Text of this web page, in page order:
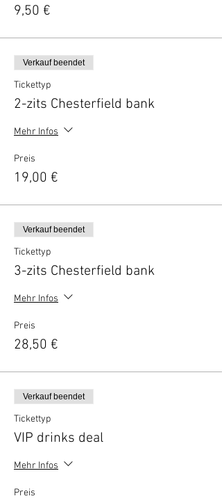
9,50 €
Verkauf beendet
Tickettyp
2-zits Chesterfield bank
Mehr Infos
Preis
19,00 €
Verkauf beendet
Tickettyp
3-zits Chesterfield bank
Mehr Infos
Preis
28,50 €
Verkauf beendet
Tickettyp
VIP drinks deal
Mehr Infos
Preis